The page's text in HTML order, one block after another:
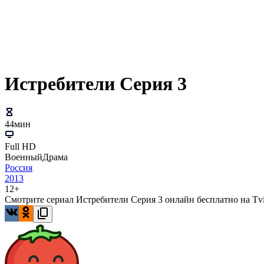
Истребители Серия 3
44мин
Full HD
ВоенныйДрама
Россия
2013
12+
Смотрите сериал Истребители Серия 3 онлайн бесплатно на